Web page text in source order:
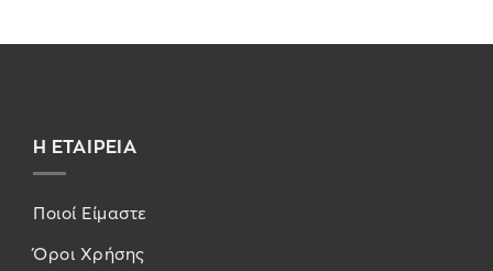
Η ΕΤΑΙΡΕΙΑ
Ποιοί Είμαστε
Όροι Χρήσης